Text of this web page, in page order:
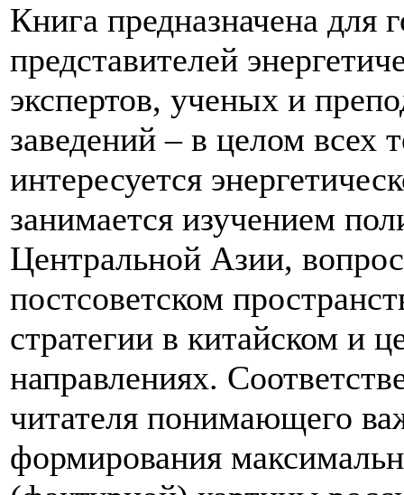
Книга предназначена для
представителей
экспертов, ученых и
заведений – в целом всех
интересуется
занимается изучением
Центральной Азии,
постсоветском
стратегии в китайском и
направлениях.
читателя понимающего
формирования